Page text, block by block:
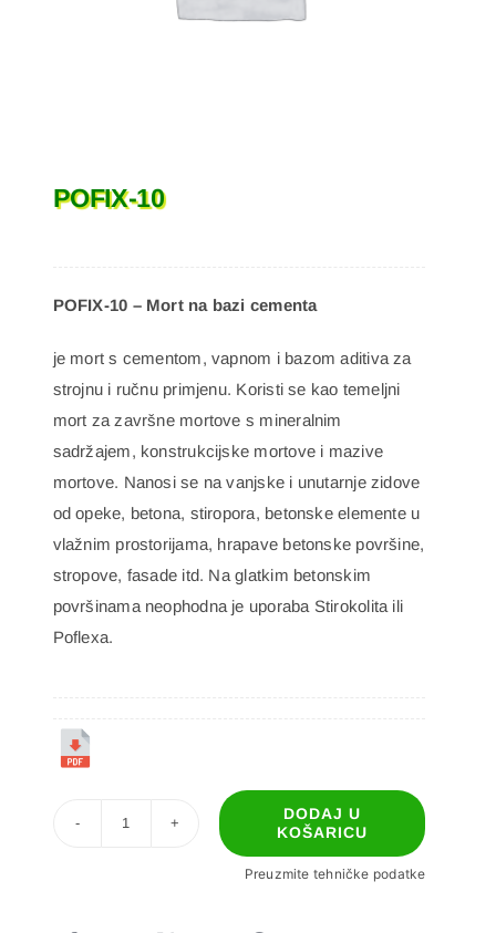
POFIX-10
POFIX-10 – Mort na bazi cementa
je mort s cementom, vapnom i bazom aditiva za
strojnu i ručnu primjenu. Koristi se kao temeljni
mort za završne mortove s mineralnim
sadržajem, konstrukcijske mortove i mazive
mortove. Nanosi se na vanjske i unutarnje zidove
od opeke, betona, stiropora, betonske elemente u
vlažnim prostorijama, hrapave betonske površine,
stropove, fasade itd. Na glatkim betonskim
površinama neophodna je uporaba Stirokolita ili
Poflexa.
DODAJ U
KOŠARICU
Preuzmite tehničke podatke